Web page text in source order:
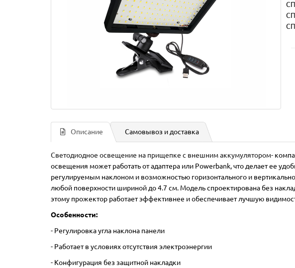
Описание Самовывоз и доставка
Светодиодное освещение на прищепке с внешним аккумулятором-
освещения может работать от адаптера или Powerbank, что делает ее
регулируемым наклоном и возможностью горизонтального и
любой поверхности шириной до 4.7 см. Модель спроектирована без
этому прожектор работает эффективнее и обеспечивает лучшую
Особенности:
- Регулировка угла наклона панели
- Работает в условиях отсутствия электроэнергии
- Конфигурация без защитной накладки